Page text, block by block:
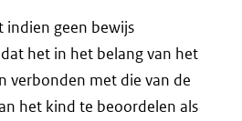
indien geen bewijs
het in het belang van het
verbonden met die van de
het kind te beoordelen als